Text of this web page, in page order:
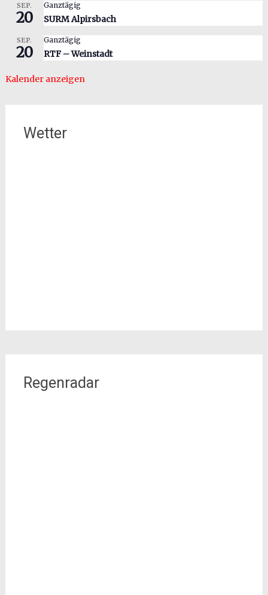
SEP.
20
Ganztägig
SURM Alpirsbach
SEP.
20
Ganztägig
RTF – Weinstadt
Kalender anzeigen
Wetter
Regenradar